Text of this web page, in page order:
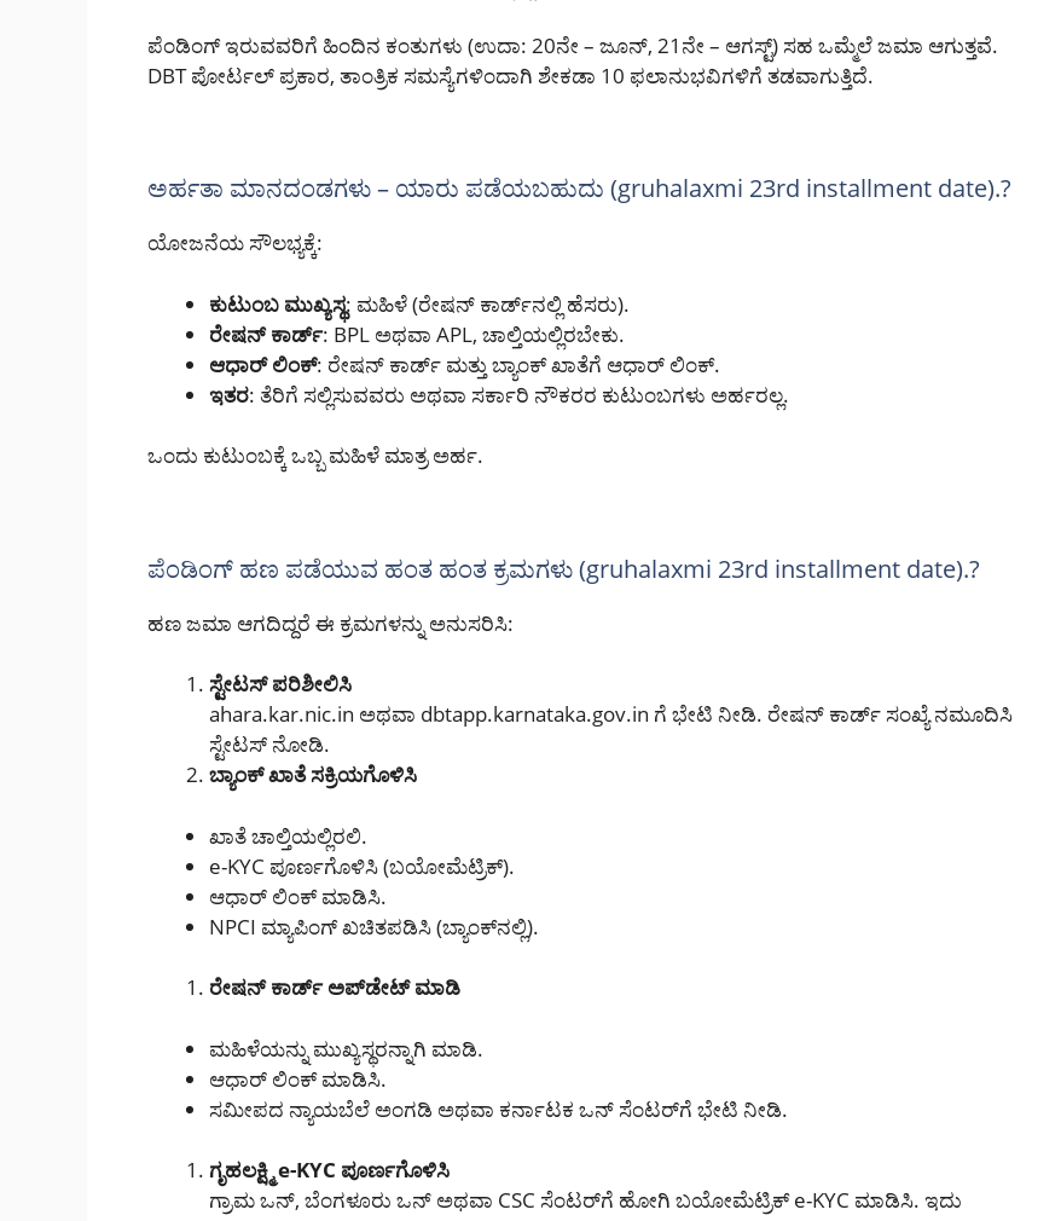
ಪೆಂಡಿಂಗ್ ಇರುವವರಿಗೆ ಹಿಂದಿನ ಕಂತುಗಳು (ಉದಾ: 20ನೇ – ಜೂನ್, 21ನೇ – ಆಗಸ್ಟ್) ಸಹ ಒಮ್ಮೆಲೆ ಜಮಾ ಆಗುತ್ತವೆ.
DBT ಪೋರ್ಟಲ್ ಪ್ರಕಾರ, ತಾಂತ್ರಿಕ ಸಮಸ್ಯೆಗಳಿಂದಾಗಿ ಶೇಕಡಾ 10 ಫಲಾನುಭವಿಗಳಿಗೆ ತಡವಾಗುತ್ತಿದೆ.
ಅರ್ಹತಾ ಮಾನದಂಡಗಳು – ಯಾರು ಪಡೆಯಬಹುದು (gruhalaxmi 23rd installment date).?
ಯೋಜನೆಯ ಸೌಲಭ್ಯಕ್ಕೆ:
ಕುಟುಂಬ ಮುಖ್ಯಸ್ಥ: ಮಹಿಳೆ (ರೇಷನ್ ಕಾರ್ಡ್‌ನಲ್ಲಿ ಹೆಸರು).
ರೇಷನ್ ಕಾರ್ಡ್: BPL ಅಥವಾ APL, ಚಾಲ್ತಿಯಲ್ಲಿರಬೇಕು.
ಆಧಾರ್ ಲಿಂಕ್: ರೇಷನ್ ಕಾರ್ಡ್ ಮತ್ತು ಬ್ಯಾಂಕ್ ಖಾತೆಗೆ ಆಧಾರ್ ಲಿಂಕ್.
ಇತರ: ತೆರಿಗೆ ಸಲ್ಲಿಸುವವರು ಅಥವಾ ಸರ್ಕಾರಿ ನೌಕರರ ಕುಟುಂಬಗಳು ಅರ್ಹರಲ್ಲ.
ಒಂದು ಕುಟುಂಬಕ್ಕೆ ಒಬ್ಬ ಮಹಿಳೆ ಮಾತ್ರ ಅರ್ಹ.
ಪೆಂಡಿಂಗ್ ಹಣ ಪಡೆಯುವ ಹಂತ ಹಂತ ಕ್ರಮಗಳು (gruhalaxmi 23rd installment date).?
ಹಣ ಜಮಾ ಆಗದಿದ್ದರೆ ಈ ಕ್ರಮಗಳನ್ನು ಅನುಸರಿಸಿ:
ಸ್ಟೇಟಸ್ ಪರಿಶೀಲಿಸಿ
ahara.kar.nic.in ಅಥವಾ dbtapp.karnataka.gov.in ಗೆ ಭೇಟಿ ನೀಡಿ. ರೇಷನ್ ಕಾರ್ಡ್ ಸಂಖ್ಯೆ ನಮೂದಿಸಿ
ಸ್ಟೇಟಸ್ ನೋಡಿ.
ಬ್ಯಾಂಕ್ ಖಾತೆ ಸಕ್ರಿಯಗೊಳಿಸಿ
ಖಾತೆ ಚಾಲ್ತಿಯಲ್ಲಿರಲಿ.
e-KYC ಪೂರ್ಣಗೊಳಿಸಿ (ಬಯೋಮೆಟ್ರಿಕ್).
ಆಧಾರ್ ಲಿಂಕ್ ಮಾಡಿಸಿ.
NPCI ಮ್ಯಾಪಿಂಗ್ ಖಚಿತಪಡಿಸಿ (ಬ್ಯಾಂಕ್‌ನಲ್ಲಿ).
ರೇಷನ್ ಕಾರ್ಡ್ ಅಪ್‌ಡೇಟ್ ಮಾಡಿ
ಮಹಿಳೆಯನ್ನು ಮುಖ್ಯಸ್ಥರನ್ನಾಗಿ ಮಾಡಿ.
ಆಧಾರ್ ಲಿಂಕ್ ಮಾಡಿಸಿ.
ಸಮೀಪದ ನ್ಯಾಯಬೆಲೆ ಅಂಗಡಿ ಅಥವಾ ಕರ್ನಾಟಕ ಒನ್ ಸೆಂಟರ್‌ಗೆ ಭೇಟಿ ನೀಡಿ.
ಗೃಹಲಕ್ಷ್ಮಿ e-KYC ಪೂರ್ಣಗೊಳಿಸಿ
ಗ್ರಾಮ ಒನ್, ಬೆಂಗಳೂರು ಒನ್ ಅಥವಾ CSC ಸೆಂಟರ್‌ಗೆ ಹೋಗಿ ಬಯೋಮೆಟ್ರಿಕ್ e-KYC ಮಾಡಿಸಿ. ಇದು